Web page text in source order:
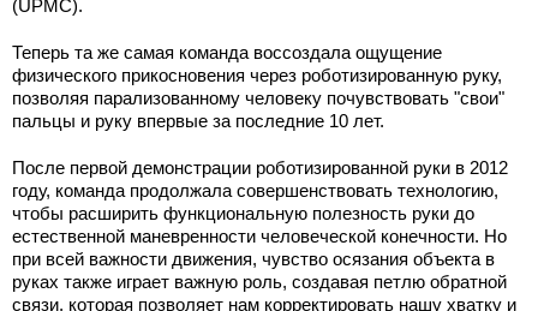
(UPMC).
Теперь та же самая команда воссоздала ощущение
физического прикосновения через роботизированную руку,
позволяя парализованному человеку почувствовать "свои"
пальцы и руку впервые за последние 10 лет.
После первой демонстрации роботизированной руки в 2012
году, команда продолжала совершенствовать технологию,
чтобы расширить функциональную полезность руки до
естественной маневренности человеческой конечности. Но
при всей важности движения, чувство осязания объекта в
руках также играет важную роль, создавая петлю обратной
связи, которая позволяет нам корректировать нашу хватку и